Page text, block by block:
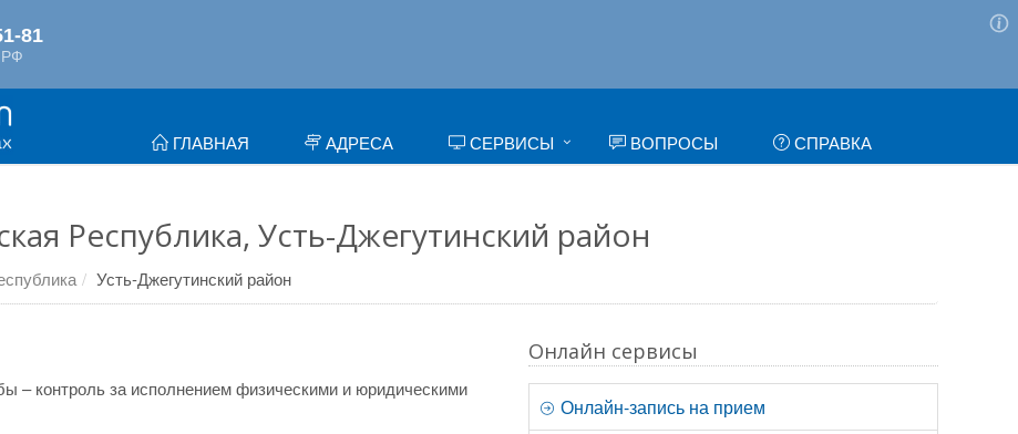
ГЛАВНАЯ АДРЕСА СЕРВИСЫ ВОПРОСЫ СПРАВКА
Республика, Усть-Джегутинский район
Усть-Джегутинский район
– контроль за исполнением физическими и юридическими
Онлайн сервисы
Онлайн-запись на прием